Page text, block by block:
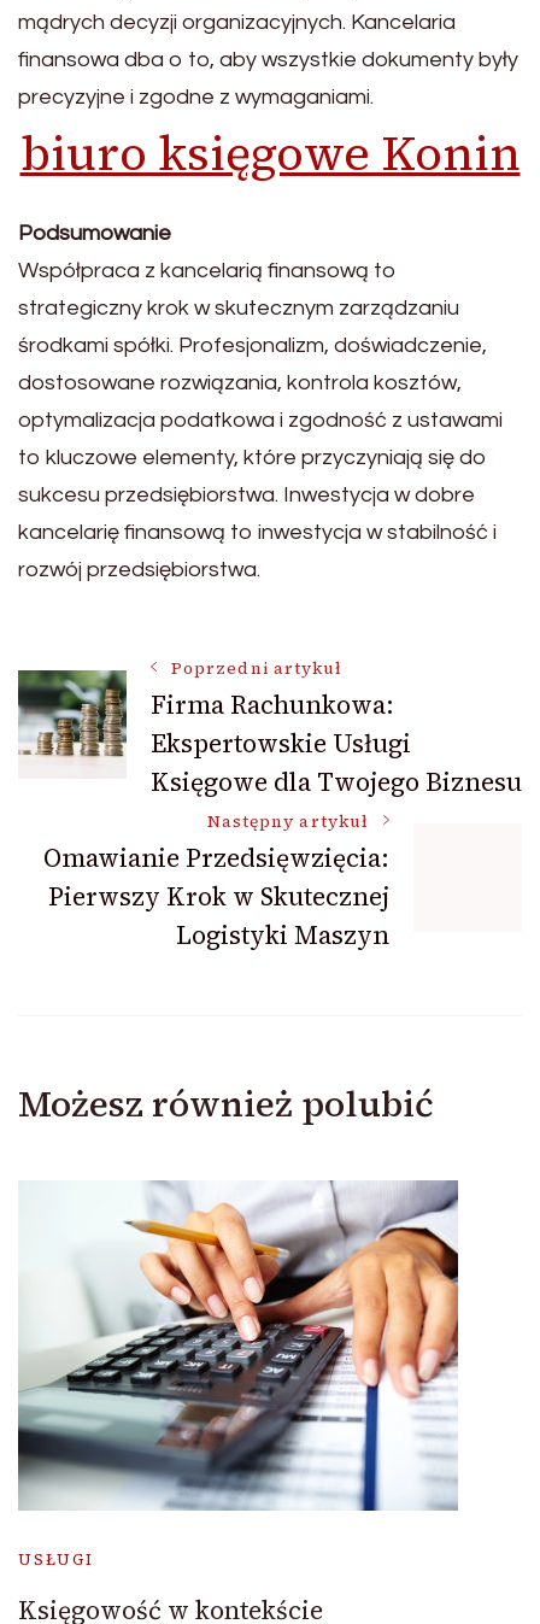
mądrych decyzji organizacyjnych. Kancelaria
finansowa dba o to, aby wszystkie dokumenty były
precyzyjne i zgodne z wymaganiami.
biuro księgowe Konin
Podsumowanie
Współpraca z kancelarią finansową to
strategiczny krok w skutecznym zarządzaniu
środkami spółki. Profesjonalizm, doświadczenie,
dostosowane rozwiązania, kontrola kosztów,
optymalizacja podatkowa i zgodność z ustawami
to kluczowe elementy, które przyczyniają się do
sukcesu przedsiębiorstwa. Inwestycja w dobre
kancelarię finansową to inwestycja w stabilność i
rozwój przedsiębiorstwa.
Nawigacja
wpisu
Poprzedni artykuł
Firma Rachunkowa:
Ekspertowskie Usługi
Księgowe dla Twojego Biznesu
Następny artykuł
Omawianie Przedsięwzięcia:
Pierwszy Krok w Skutecznej
Logistyki Maszyn
Możesz również polubić
USŁUGI
Księgowość w kontekście